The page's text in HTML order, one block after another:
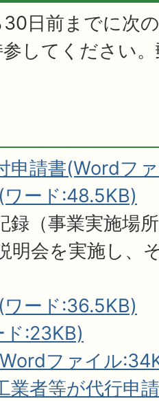
日前までに次
してください
申請書(Wordフ
ード:48.5KB)
録（事業実施場
明会を実施し、
ード:36.5KB)
ド:23KB)
ファイル
業者等が代行申